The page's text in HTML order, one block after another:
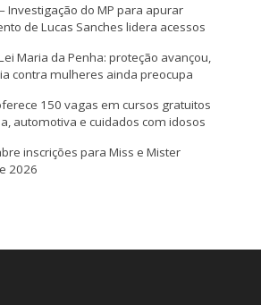
Investigação do MP para apurar
de Lucas Sanches lidera acessos
Maria da Penha: proteção avançou,
contra mulheres ainda preocupa
150 vagas em cursos gratuitos
automotiva e cuidados com idosos
inscrições para Miss e Mister
2026